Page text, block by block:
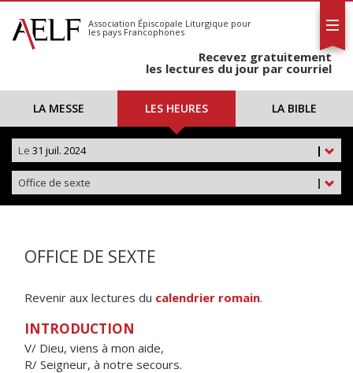
S'abonner
Calendrier
Association Épiscopale Liturgique pour
les pays Francophones
Recevez gratuitement
les lectures du jour par courriel
LA MESSE LES HEURES LA BIBLE
|
Le 31 juil. 2024
|
Office de sexte
OFFICE DE SEXTE
Revenir aux lectures du calendrier romain.
INTRODUCTION
V/ Dieu, viens à mon aide,
R/ Seigneur, à notre secours.